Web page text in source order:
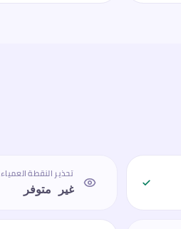
تحذير النقطة العمياء
غير متوفر